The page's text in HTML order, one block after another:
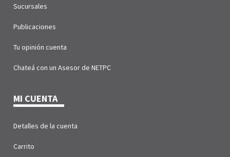
Sucursales
Publicaciones
Tu opinión cuenta
Chateá con un Asesor de NETPC
MI CUENTA
Detalles de la cuenta
Carrito